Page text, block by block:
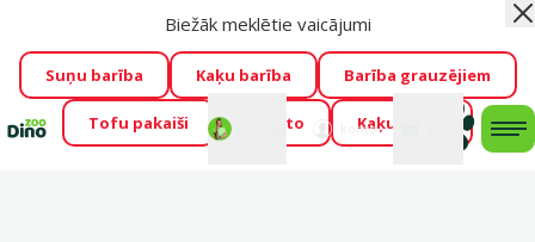
Visu mēnesi Dino Zoo piedāvā lieliskas cenas mīluļu TOP
barībām! 🍖→Skatīt piedāvājumu!
Fotokonkurss “GADA ŪSAIŅI”!
Varbūt tieši Tavs mīlulis
būs 2027. gada zvaigzne
→Piedalīties
Mans
konts
Biežāk meklētie vaicājumi
Suņu barība Kaķu barība Barība grauzējiem
Tofu pakaiši Foresto Kaķu mājas